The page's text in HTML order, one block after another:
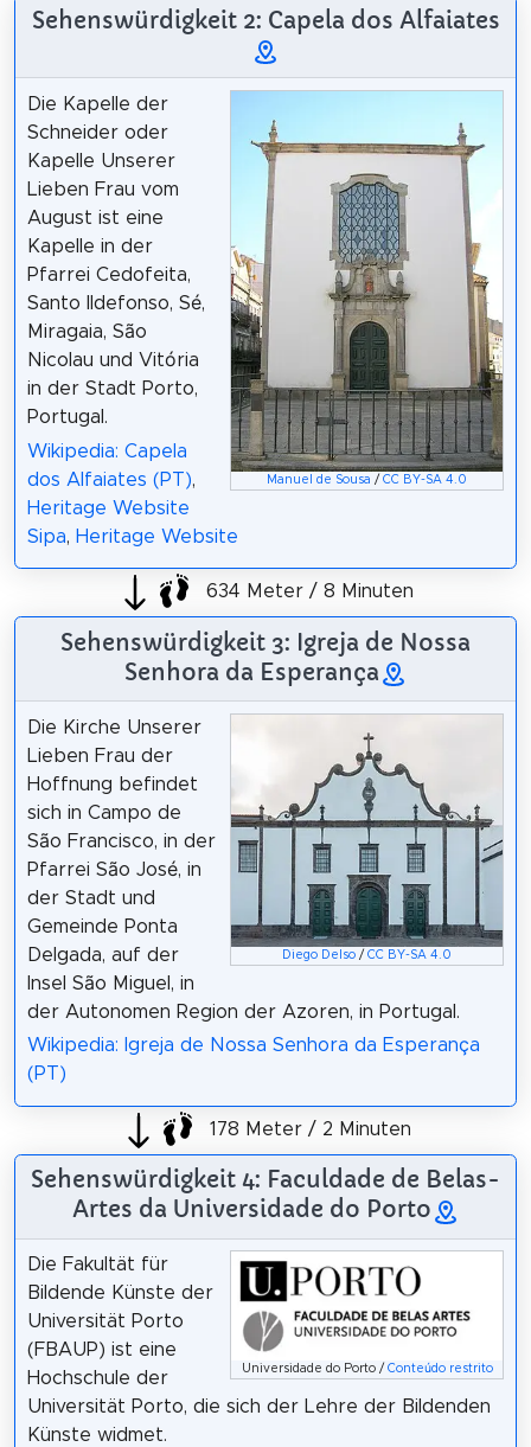
Sehenswürdigkeit 2: Capela dos Alfaiates
Manuel de Sousa /CC BY-SA 4.0
Die Kapelle der
Schneider oder
Kapelle Unserer
Lieben Frau vom
August ist eine
Kapelle in der
Pfarrei Cedofeita,
Santo Ildefonso, Sé,
Miragaia, São
Nicolau und Vitória
in der Stadt Porto,
Portugal.
Wikipedia: Capela
dos Alfaiates (PT),
Heritage Website
Sipa, Heritage Website
634 Meter / 8 Minuten
Sehenswürdigkeit 3: Igreja de Nossa
Senhora da Esperança
Diego Delso /CC BY-SA 4.0
Die Kirche Unserer
Lieben Frau der
Hoffnung befindet
sich in Campo de
São Francisco, in der
Pfarrei São José, in
der Stadt und
Gemeinde Ponta
Delgada, auf der
Insel São Miguel, in
der Autonomen Region der Azoren, in Portugal.
Wikipedia: Igreja de Nossa Senhora da Esperança
(PT)
178 Meter / 2 Minuten
Sehenswürdigkeit 4: Faculdade de Belas-
Artes da Universidade do Porto
Universidade do Porto / Conteúdo restrito
Die Fakultät für
Bildende Künste der
Universität Porto
(FBAUP) ist eine
Hochschule der
Universität Porto, die sich der Lehre der Bildenden
Künste widmet.